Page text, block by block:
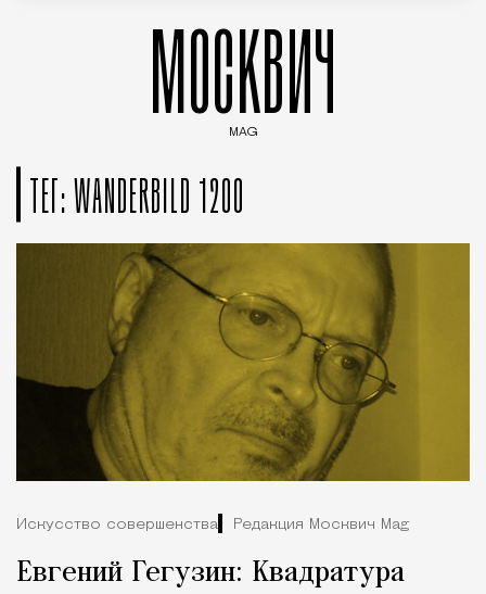
МОСКВИЧ
MAG
ТЕГ: WANDERBILD 1200
Искусство совершенства Редакция Москвич Mag
Евгений Гегузин: Квадратура